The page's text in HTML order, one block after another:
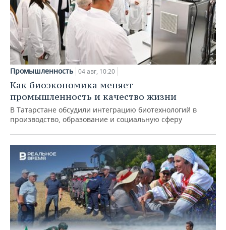
Промышленность 04 авг, 10:20
Как биоэкономика меняет
промышленность и качество жизни
В Татарстане обсудили интеграцию биотехнологий в
производство, образование и социальную сферу